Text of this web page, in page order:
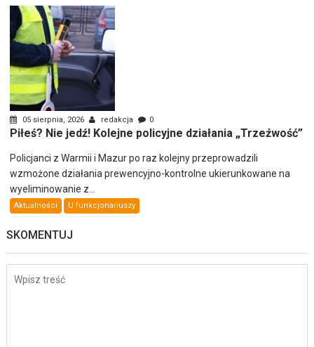
05 sierpnia, 2026 redakcja 0
Piłeś? Nie jedź! Kolejne policyjne działania „Trzeźwość”
Policjanci z Warmii i Mazur po raz kolejny przeprowadzili
wzmożone działania prewencyjno-kontrolne ukierunkowane na
wyeliminowanie z...
Aktualności U funkcjonariuszy
SKOMENTUJ